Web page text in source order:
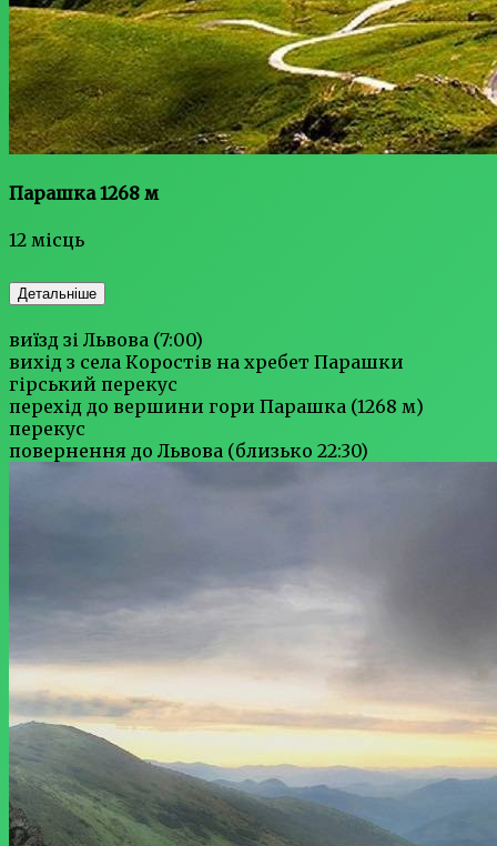
Парашка 1268 м
12 місць
Детальніше
виїзд зі Львова (7:00)
вихід з села Коростів на хребет Парашки
гірський перекус
перехід до вершини гори Парашка (1268 м)
перекус
повернення до Львова (близько 22:30)